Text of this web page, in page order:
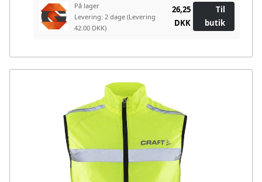
På lager
Levering: 2 dage (Levering
42.00 DKK)
26,25
DKK
Til
butik